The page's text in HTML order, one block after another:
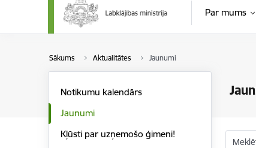
Par mums
Sākums Aktualitātes Jaunumi
Notikumu kalendārs
Jaunumi
Kļūsti par uzņemošo ģimeni!